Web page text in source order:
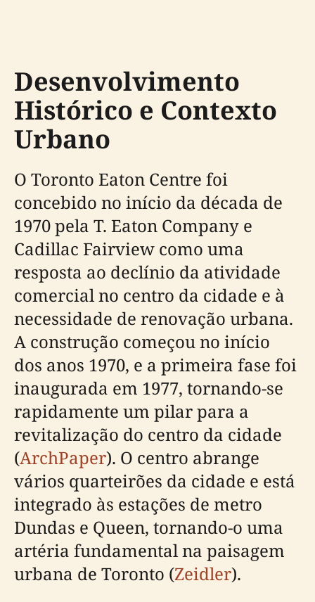
Desenvolvimento
Histórico e Contexto
Urbano
O Toronto Eaton Centre foi
concebido no início da década de
1970 pela T. Eaton Company e
Cadillac Fairview como uma
resposta ao declínio da atividade
comercial no centro da cidade e à
necessidade de renovação urbana.
A construção começou no início
dos anos 1970, e a primeira fase foi
inaugurada em 1977, tornando-se
rapidamente um pilar para a
revitalização do centro da cidade
(ArchPaper). O centro abrange
vários quarteirões da cidade e está
integrado às estações de metro
Dundas e Queen, tornando-o uma
artéria fundamental na paisagem
urbana de Toronto (Zeidler).